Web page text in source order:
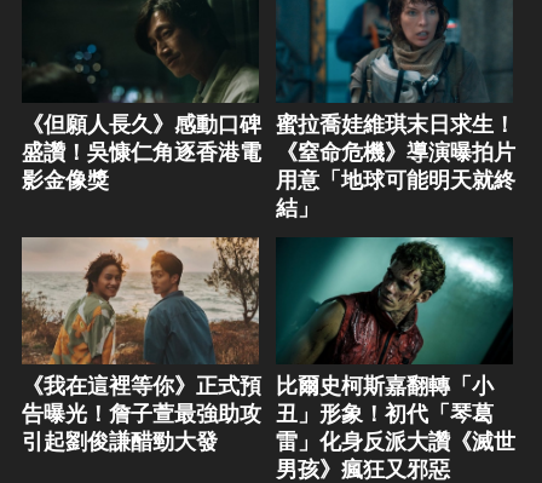
《但願人長久》感動口碑
盛讚！吳慷仁角逐香港電
影金像獎
蜜拉喬娃維琪末日求生！
《窒命危機》導演曝拍片
用意「地球可能明天就終
結」
《我在這裡等你》正式預
告曝光！詹子萱最強助攻
引起劉俊謙醋勁大發
比爾史柯斯嘉翻轉「小
丑」形象！初代「琴葛
雷」化身反派大讚《滅世
男孩》瘋狂又邪惡